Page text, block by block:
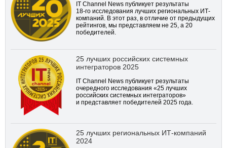
IT Channel News публикует результаты
18-го исследования лучших региональных ИТ-
компаний. В этот раз, в отличие от предыдущих
рейтингов, мы представляем не 25, а 20
победителей.
25 лучших российских системных
интеграторов 2025
IT Channel News публикует результаты
очередного исследования «25 лучших
российских системных интеграторов»
и представляет победителей 2025 года.
25 лучших региональных ИТ-компаний
2024